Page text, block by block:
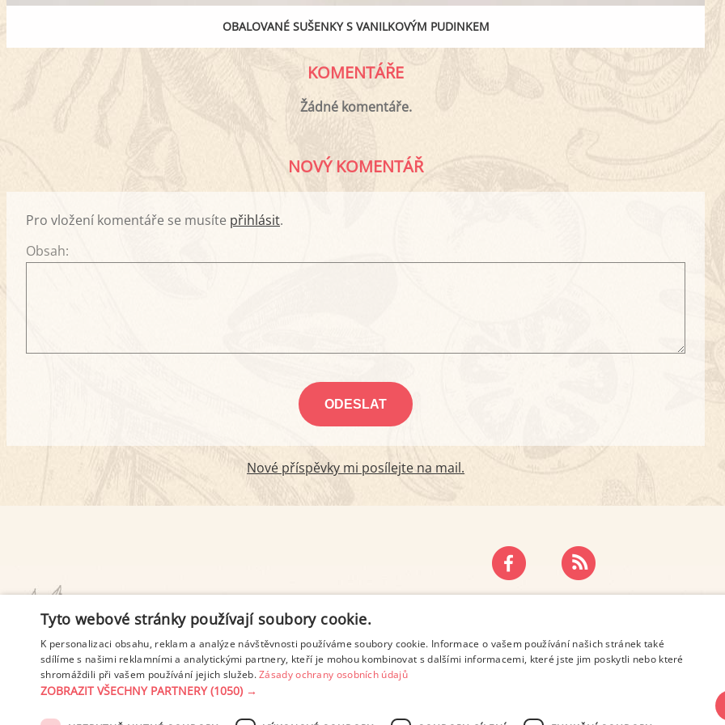
OBALOVANÉ SUŠENKY S VANILKOVÝM PUDINKEM
KOMENTÁŘE
Žádné komentáře.
NOVÝ KOMENTÁŘ
Pro vložení komentáře se musíte přihlásit.
Obsah:
Nové příspěvky mi posílejte na mail.
PODMÍNKY UŽITÍ ZÁSADY OCHRANY OSOBNÍCH ÚDAJŮ
Tyto webové stránky používají soubory cookie.
K personalizaci obsahu, reklam a analýze návštěvnosti používáme soubory cookie. Informace o vašem používání našich stránek také
sdílíme s našimi reklamními a analytickými partnery, kteří je mohou kombinovat s dalšími informacemi, které jste jim poskytli nebo které
shromáždili při vašem používání jejich služeb.Zásady ochrany osobních údajů
ZOBRAZIT VŠECHNY PARTNERY(1050) →